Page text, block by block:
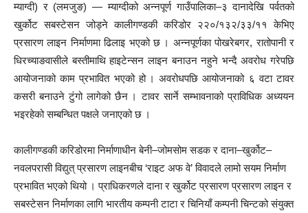
म्याग्दी) र (लमजुङ) — म्याग्दीको अन्नपूर्ण गाउँपालिका–३ दानादेखि पर्वतको
खुर्कोट सबस्टेसन जोड्ने कालीगण्डकी करिडोर २२०/१३२/३३/११ केभिए
प्रसारण लाइन निर्माणमा ढिलाइ भएको छ । अन्नपूर्णका पोखरेबगर, रातोपानी र
धिरच्याङवासीले बस्तीमाथि हाइटेन्सन लाइन बनाउन नहुने भन्दै अवरोध गरेपछि
आयोजनाको काम प्रभावित भएको हो । अवरोधपछि आयोजनाको ६ वटा टावर
कसरी बनाउने टुंगो लागेको छैन । टावर सार्ने सम्भावनाको प्राविधिक अध्ययन
भइरहेको सम्बन्धित पक्षले जनाएको छ ।
कालीगण्डकी करिडोरमा निर्माणाधीन बेनी–जोमसोम सडक र दाना–खुर्कोट–
नवलपरासी विद्युत् प्रसारण लाइनबीच ‘राइट अफ वे’ विवादले लामो सयम निर्माण
प्रभावित भएको थियो । प्राधिकरणले दाना र खुर्कोट प्रसारण प्रसारण लाइन र
सबस्टेसन निर्माणका लागि भारतीय कम्पनी टाटा र चिनियाँ कम्पनी चिन्टको संयुक्त